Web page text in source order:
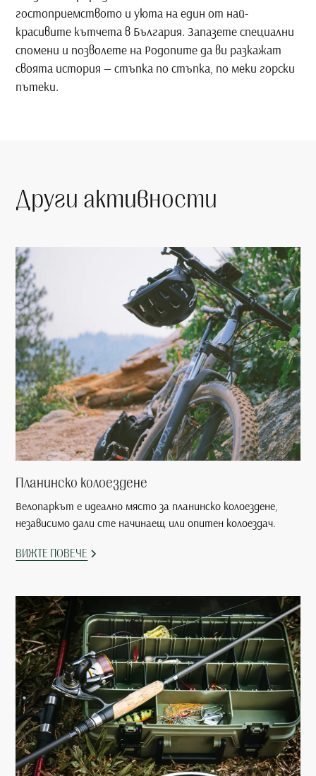
гостоприемството и уюта на един от най-
красивите кътчета в България. Запазете специални
спомени и позволете на Родопите да ви разкажат
своята история — стъпка по стъпка, по меки горски
пътеки.
Други активности
Планинско колоездене
Велопаркът е идеално място за планинско колоездене,
независимо дали сте начинаещ или опитен колоездач.
ВИЖТЕ ПОВЕЧЕ